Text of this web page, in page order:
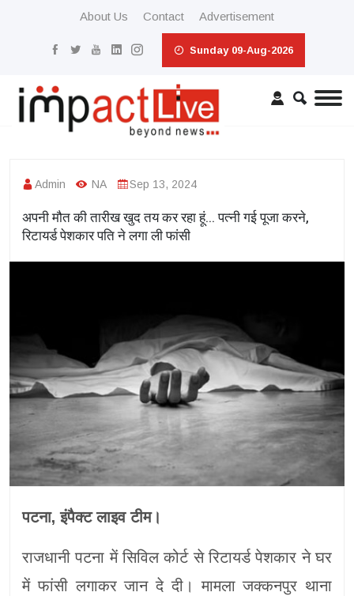
About Us Contact Advertisement
Sunday 09-Aug-2026
Admin NA Sep 13, 2024
अपनी मौत की तारीख खुद तय कर रहा हूं... पत्नी गई पूजा करने,
रिटायर्ड पेशकार पति ने लगा ली फांसी
पटना, इंपैक्ट लाइव टीम।
राजधानी पटना में सिविल कोर्ट से रिटायर्ड पेशकार ने घर
में फांसी लगाकर जान दे दी। मामला जक्कनपुर थाना